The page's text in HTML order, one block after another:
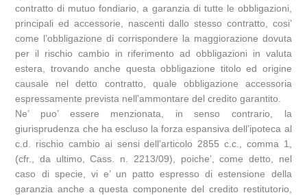
contratto di mutuo fondiario, a garanzia di tutte le obbligazioni,
principali ed accessorie, nascenti dallo stesso contratto, cosi’
come l’obbligazione di corrispondere la maggiorazione dovuta
per il rischio cambio in riferimento ad obbligazioni in valuta
estera, trovando anche questa obbligazione titolo ed origine
causale nel detto contratto, quale obbligazione accessoria
espressamente prevista nell’ammontare del credito garantito.
Ne’ puo’ essere menzionata, in senso contrario, la
giurisprudenza che ha escluso la forza espansiva dell’ipoteca al
c.d. rischio cambio ai sensi dell’articolo 2855 c.c., comma 1,
(cfr., da ultimo, Cass. n. 2213/09), poiche’, come detto, nel
caso di specie, vi e’ un patto espresso di estensione della
garanzia anche a questa componente del credito restitutorio,